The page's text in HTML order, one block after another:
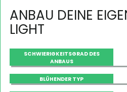
ANBAU DEINE
LIGHT
SCHWIERIGKEITSGRAD DES
ANBAUS
BLÜHENDER TYP